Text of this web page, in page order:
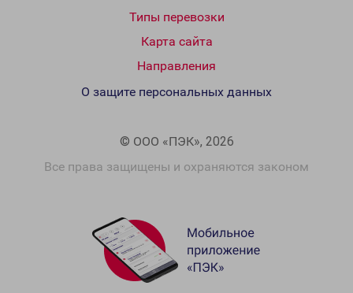
Типы перевозки
Карта сайта
Направления
© ООО «ПЭК», 2026
Все права защищены и охраняются законом
О защите персональных данных